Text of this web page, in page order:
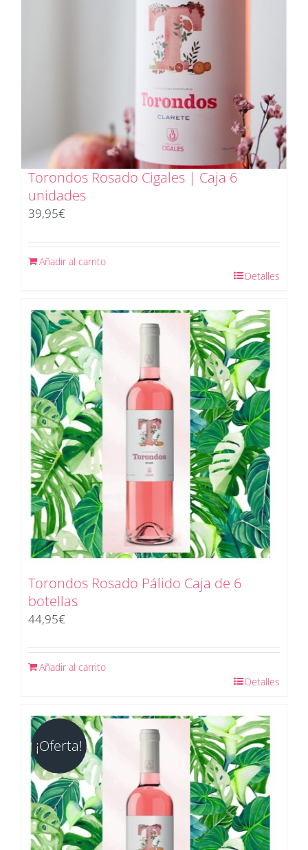
Torondos Rosado Cigales | Caja 6
unidades
39,95€
Añadir al carrito
Detalles
Torondos Rosado Pálido Caja de 6
botellas
44,95€
Añadir al carrito
Detalles
¡Oferta!